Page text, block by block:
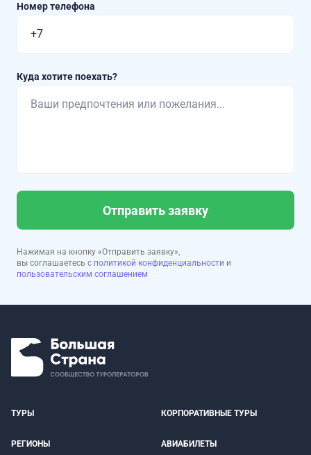
Номер телефона
Куда хотите поехать?
Отправить заявку
Нажимая на кнопку «Отправить заявку»,
вы соглашаетесь с политикой конфиденциальности и
пользовательским соглашением
ТУРЫ КОРПОРАТИВНЫЕ ТУРЫ
РЕГИОНЫ АВИАБИЛЕТЫ